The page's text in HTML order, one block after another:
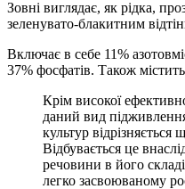
Зовні виглядає, як рідка,
зеленувато-блакитним
Включає в себе 11%
37% фосфатів. Також містить
Крім високої
даний вид
культур
Відбувається це
речовини в його
легко засвоюваному